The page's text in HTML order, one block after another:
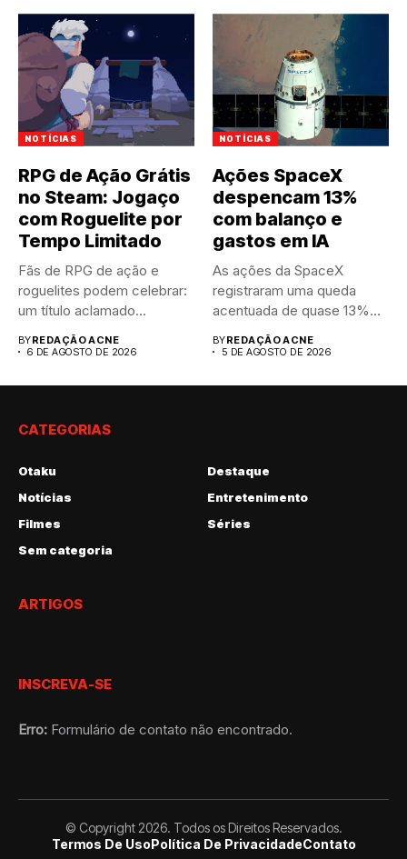
NOTÍCIAS
RPG de Ação Grátis
no Steam: Jogaço
com Roguelite por
Tempo Limitado
Fãs de RPG de ação e
roguelites podem celebrar:
um título aclamado...
BYREDAÇÃO ACNE
6 DE AGOSTO DE 2026
NOTÍCIAS
Ações SpaceX
despencam 13%
com balanço e
gastos em IA
As ações da SpaceX
registraram uma queda
acentuada de quase 13%
BYREDAÇÃO ACNE
5 DE AGOSTO DE 2026
CATEGORIAS
Otaku
Destaque
Notícias
Entretenimento
Filmes
Séries
Sem categoria
ARTIGOS
INSCREVA-SE
Erro: Formulário de contato não encontrado.
© Copyright 2026. Todos os Direitos Reservados.
Termos De UsoPolítica De PrivacidadeContato